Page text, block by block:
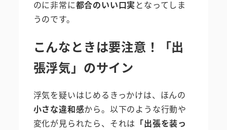
のに非常に都合のいい口実 となってしま
うのです。
こんなときは要注意！「出
張浮気」のサイン
浮気を疑いはじめるきっかけは、ほんの
小さな違和感から。以下のような行動や
変化が見られたら、それは 「出張を装っ